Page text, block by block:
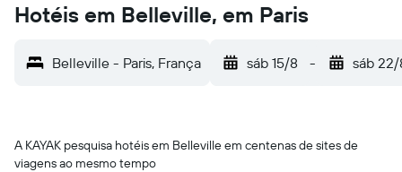
Hotéis em Belleville, em Paris
Belleville - Paris, França sáb 15/8 - sáb
A KAYAK pesquisa hotéis em Belleville em centenas de sites de
viagens ao mesmo tempo